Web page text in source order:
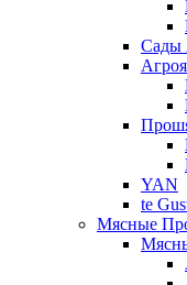
Сады
YAN
te
Мясные